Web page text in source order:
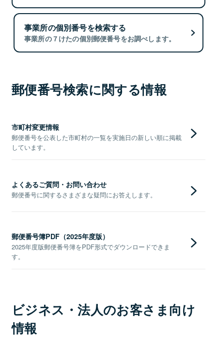
事業所の個別番号を検索する
事業所の７けたの個別郵便番号をお調べします。
郵便番号検索に関する情報
市町村変更情報
郵便番号を公表した市町村の一覧を実施日の新しい順に掲載
しています。
よくあるご質問・お問い合わせ
郵便番号に関するさまざまな疑問にお答えします。
郵便番号簿PDF（2025年度版）
2025年度版郵便番号簿をPDF形式でダウンロードできま
す。
ビジネス・法人のお客さま向け
情報